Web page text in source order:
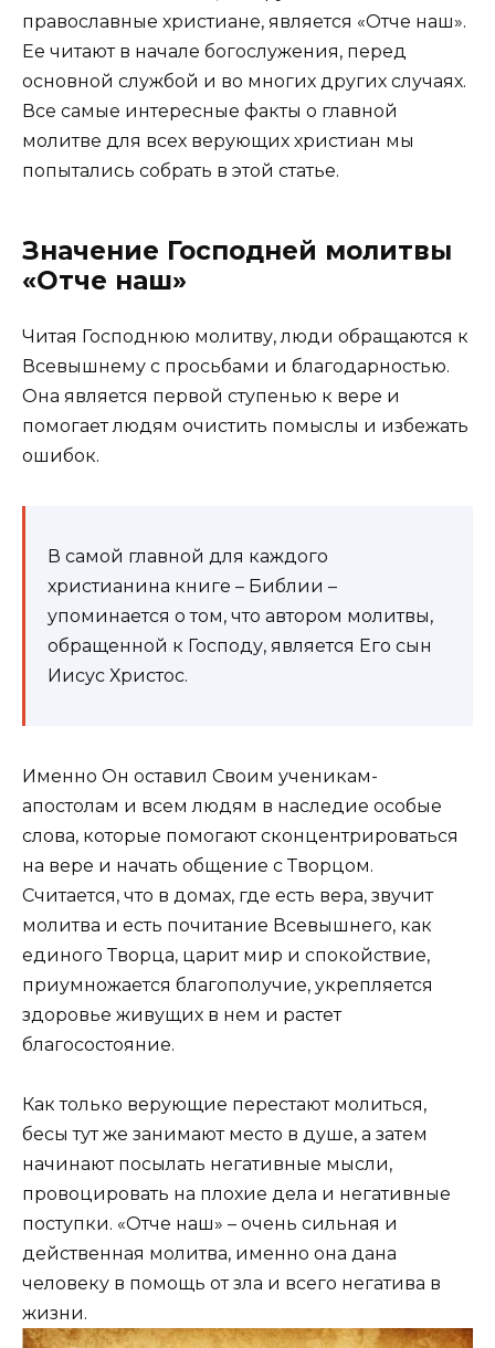
православные христиане, является «Отче наш».
Ее читают в начале богослужения, перед
основной службой и во многих других случаях.
Все самые интересные факты о главной
молитве для всех верующих христиан мы
попытались собрать в этой статье.
Значение Господней молитвы
«Отче наш»
Читая Господнюю молитву, люди обращаются к
Всевышнему с просьбами и благодарностью.
Она является первой ступенью к вере и
помогает людям очистить помыслы и избежать
ошибок.
В самой главной для каждого
христианина книге – Библии –
упоминается о том, что автором молитвы,
обращенной к Господу, является Его сын
Иисус Христос.
Именно Он оставил Своим ученикам-
апостолам и всем людям в наследие особые
слова, которые помогают сконцентрироваться
на вере и начать общение с Творцом.
Считается, что в домах, где есть вера, звучит
молитва и есть почитание Всевышнего, как
единого Творца, царит мир и спокойствие,
приумножается благополучие, укрепляется
здоровье живущих в нем и растет
благосостояние.
Как только верующие перестают молиться,
бесы тут же занимают место в душе, а затем
начинают посылать негативные мысли,
провоцировать на плохие дела и негативные
поступки. «Отче наш» – очень сильная и
действенная молитва, именно она дана
человеку в помощь от зла и всего негатива в
жизни.